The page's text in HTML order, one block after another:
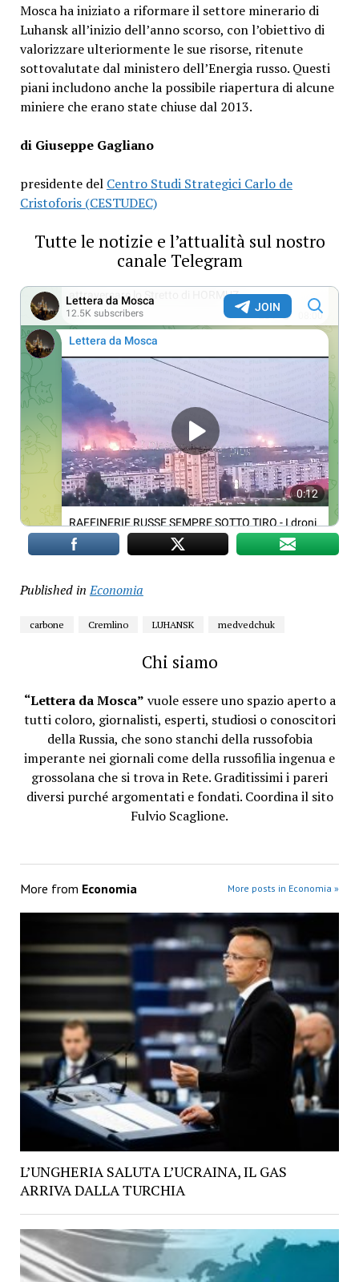
Mosca ha iniziato a riformare il settore minerario di
Luhansk all’inizio dell’anno scorso, con l’obiettivo di
valorizzare ulteriormente le sue risorse, ritenute
sottovalutate dal ministero dell’Energia russo. Questi
piani includono anche la possibile riapertura di alcune
miniere che erano state chiuse dal 2013.
di Giuseppe Gagliano
presidente del Centro Studi Strategici Carlo de
Cristoforis (CESTUDEC)
Tutte le notizie e l’attualità sul nostro
canale Telegram
Published in Economia
carbone Cremlino LUHANSK medvedchuk
Chi siamo
“Lettera da Mosca” vuole essere uno spazio aperto a
tutti coloro, giornalisti, esperti, studiosi o conoscitori
della Russia, che sono stanchi della russofobia
imperante nei giornali come della russofilia ingenua e
grossolana che si trova in Rete. Graditissimi i pareri
diversi purché argomentati e fondati. Coordina il sito
Fulvio Scaglione.
More from Economia More posts in Economia »
L’UNGHERIA SALUTA L’UCRAINA, IL GAS
ARRIVA DALLA TURCHIA